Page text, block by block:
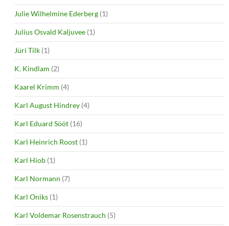
Julie Wilhelmine Ederberg (1)
Julius Osvald Kaljuvee (1)
Jüri Tilk (1)
K. Kindlam (2)
Kaarel Krimm (4)
Karl August Hindrey (4)
Karl Eduard Sööt (16)
Karl Heinrich Roost (1)
Karl Hiob (1)
Karl Normann (7)
Karl Oniks (1)
Karl Voldemar Rosenstrauch (5)